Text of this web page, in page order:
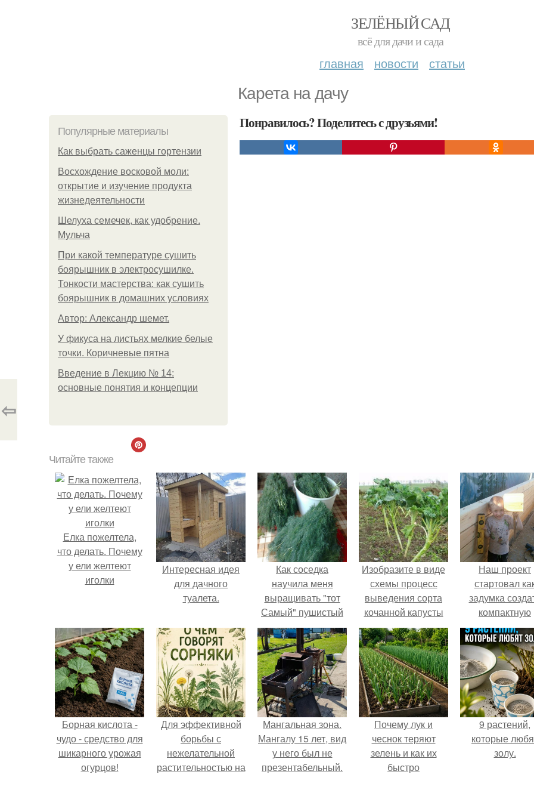
ЗЕЛЁНЫЙ САД
всё для дачи и сада
главная новости статьи
Карета на дачу
Популярные материалы
Как выбрать саженцы гортензии
Восхождение восковой моли:
открытие и изучение продукта
жизнедеятельности
Шелуха семечек, как удобрение.
Мульча
При какой температуре сушить
боярышник в электросушилке.
Тонкости мастерства: как сушить
боярышник в домашних условиях
Автор: Александр шемет.
У фикуса на листьях мелкие белые
точки. Коричневые пятна
Введение в Лекцию № 14:
основные понятия и концепции
Понравилось? Поделитесь с друзьями!
⇦
Читайте также
Елка пожелтела,
что делать. Почему
у ели желтеют
иголки
Интересная идея
для дачного
туалета.
Как соседка
научила меня
выращивать "тот
Самый" пушистый
укроп.
Изобразите в виде
схемы процесс
выведения сорта
кочанной капусты
от дикого предка.
Капусты - KOHL
Наш проект
стартовал
задумка
компактную
беседку для
отдыха.
Борная кислота -
чудо - средство для
шикарного урожая
огурцов!
Для эффективной
борьбы с
нежелательной
растительностью на
Мангальная зона.
Мангалу 15 лет, вид
у него был не
презентабельный.
Почему лук и
чеснок теряют
зелень и как их
быстро
9 растений,
которые
золу.